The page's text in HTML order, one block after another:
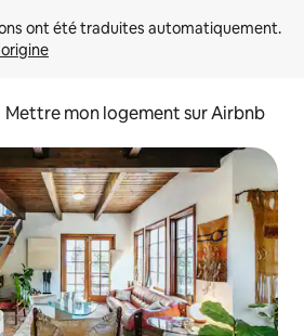
Mettre mon logement sur Airbnb